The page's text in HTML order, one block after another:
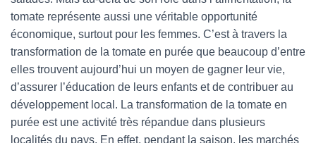
tomate représente aussi une véritable opportunité
économique, surtout pour les femmes. C’est à travers la
transformation de la tomate en purée que beaucoup d’entre
elles trouvent aujourd’hui un moyen de gagner leur vie,
d’assurer l’éducation de leurs enfants et de contribuer au
développement local. La transformation de la tomate en
purée est une activité très répandue dans plusieurs
localités du pays. En effet, pendant la saison, les marchés